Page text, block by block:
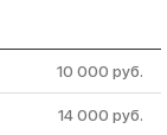
10 000 руб.
14 000 руб.